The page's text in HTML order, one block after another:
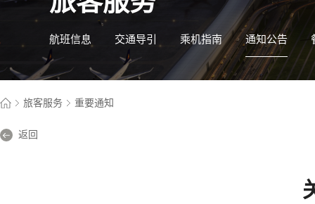
航班信息 交通导引 乘机指南 通知公告
旅客服务 重要通知
返回